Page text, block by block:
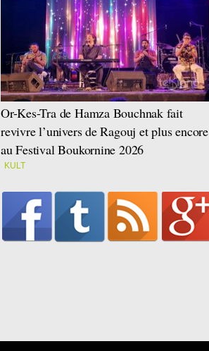
Or-Kes-Tra de Hamza Bouchnak fait
revivre l’univers de Ragouj et plus encore
au Festival Boukornine 2026
KULT